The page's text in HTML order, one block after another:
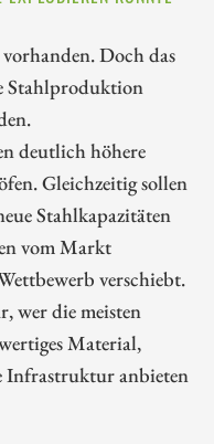
Doch das
Stahlproduktion
deutlich höhere
Gleichzeitig sollen
Stahlkapazitäten
vom Markt
verschiebt.
wer die meisten
Material,
Infrastruktur anbieten